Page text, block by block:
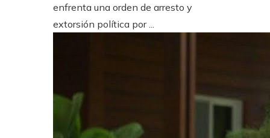
enfrenta una orden de arresto y
extorsión política por ...